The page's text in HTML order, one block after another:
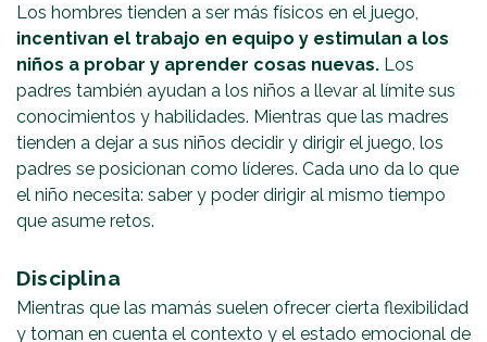
Los hombres tienden a ser más físicos en el juego,
incentivan el trabajo en equipo y estimulan a los
niños a probar y aprender cosas nuevas. Los
padres también ayudan a los niños a llevar al límite sus
conocimientos y habilidades. Mientras que las madres
tienden a dejar a sus niños decidir y dirigir el juego, los
padres se posicionan como líderes. Cada uno da lo que
el niño necesita: saber y poder dirigir al mismo tiempo
que asume retos.
Disciplina
Mientras que las mamás suelen ofrecer cierta flexibilidad
y toman en cuenta el contexto y el estado emocional de